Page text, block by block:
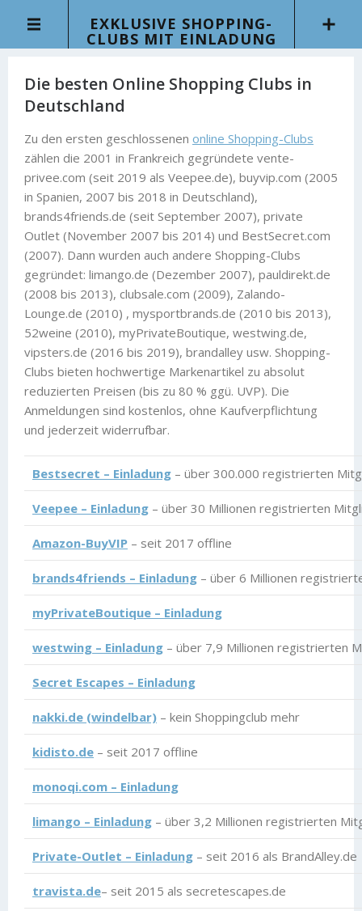
EXKLUSIVE SHOPPING-
CLUBS MIT EINLADUNG
Die besten Online Shopping Clubs in
Deutschland
Zu den ersten geschlossenen online Shopping-Clubs
zählen die 2001 in Frankreich gegründete vente-
privee.com (seit 2019 als Veepee.de), buyvip.com (2005
in Spanien, 2007 bis 2018 in Deutschland),
brands4friends.de (seit September 2007), private
Outlet (November 2007 bis 2014) und BestSecret.com
(2007). Dann wurden auch andere Shopping-Clubs
gegründet: limango.de (Dezember 2007), pauldirekt.de
(2008 bis 2013), clubsale.com (2009), Zalando-
Lounge.de (2010) , mysportbrands.de (2010 bis 2013),
52weine (2010), myPrivateBoutique, westwing.de,
vipsters.de (2016 bis 2019), brandalley usw. Shopping-
Clubs bieten hochwertige Markenartikel zu absolut
reduzierten Preisen (bis zu 80 % ggü. UVP). Die
Anmeldungen sind kostenlos, ohne Kaufverpflichtung
und jederzeit widerrufbar.
Bestsecret – Einladung – über 300.000 registrierten
Veepee – Einladung – über 30 Millionen registrierten
Amazon-BuyVIP – seit 2017 offline
brands4friends – Einladung – über 6 Millionen
myPrivateBoutique – Einladung
westwing – Einladung – über 7,9 Millionen registrierten
Secret Escapes – Einladung
nakki.de (windelbar) – kein Shoppingclub mehr
kidisto.de – seit 2017 offline
monoqi.com – Einladung
limango – Einladung – über 3,2 Millionen registrierten
Private-Outlet – Einladung – seit 2016 als BrandAlley.de
travista.de– seit 2015 als secretescapes.de